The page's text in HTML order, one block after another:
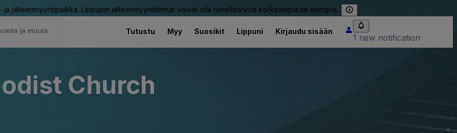
ja jälleenmyyntipaikka. Lippujen jälleenmyyntihinnat voivat olla nimellisarvoa korkeampia tai alempia.
Tutustu Myy Suosikit Lippuni Kirjaudu sisään
1 new notification
Church